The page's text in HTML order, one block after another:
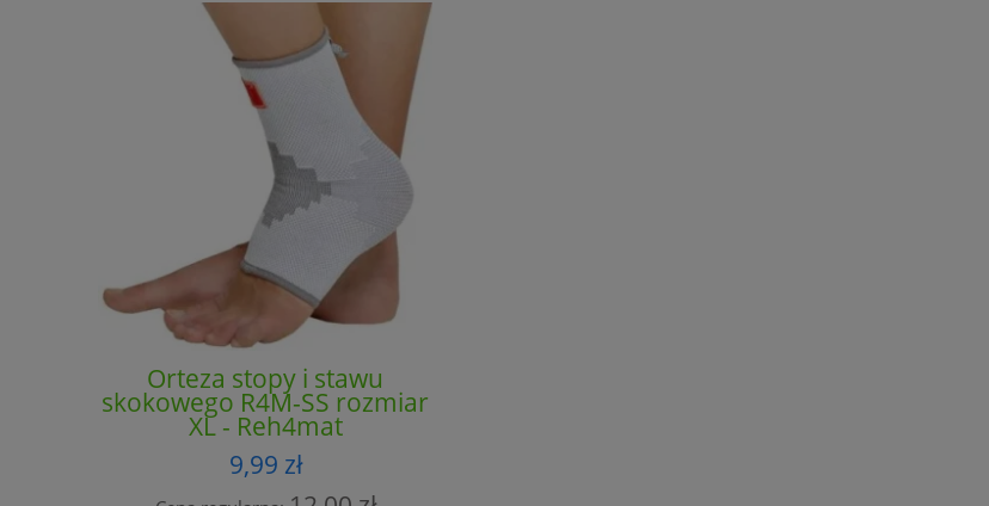
Orteza stopy i stawu
skokowego R4M-SS rozmiar
XL - Reh4mat
9,99 zł